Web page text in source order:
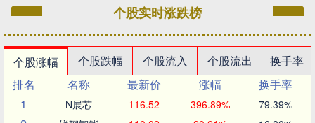
个股实时涨跌榜
个股涨幅 个股跌幅 个股流入 个股流出
换手率
排名
名称 最新价 涨幅
换手率
1
N展芯 116.52 396.89% 79.39%